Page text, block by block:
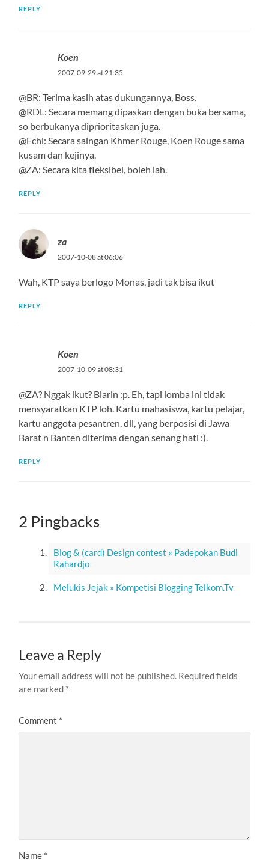
REPLY
Koen
2007-09-29 at 21:35
@BR: Terima kasih atas dukungannya, Boss.
@RDL: Secara memang dipaskan dengan buka bersama,
so berbukanya diprioritaskan juga.
@Echi: Secara saingan Khmer Rouge, Koen Rouge sama
kusam dan kejinya.
@ZA: Secara kita fleksibel, boleh lah.
REPLY
za
2007-10-08 at 06:06
Wah, KTP saya berlogo Monas, jadi tak bisa ikut
REPLY
Koen
2007-10-09 at 08:31
@ZA? Nggak ikut? Biarin :p. Eh, tapi lomba ini tidak
mensyaratkan KTP loh. Kartu mahasiswa, kartu pelajar,
kartu anggota pesantren, dll, yang berposisi di Jawa
Barat n Banten diterima dengan senang hati :).
REPLY
2 Pingbacks
Blog & (card) Design contest « Padepokan Budi
Rahardjo
Melukis Jejak » Kompetisi Blogging Telkom.Tv
Leave a Reply
Your email address will not be published. Required fields
are marked *
Comment *
Name *